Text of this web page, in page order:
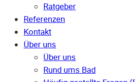
Ratgeber
Referenzen
Kontakt
Über uns
Über uns
Rund ums Bad